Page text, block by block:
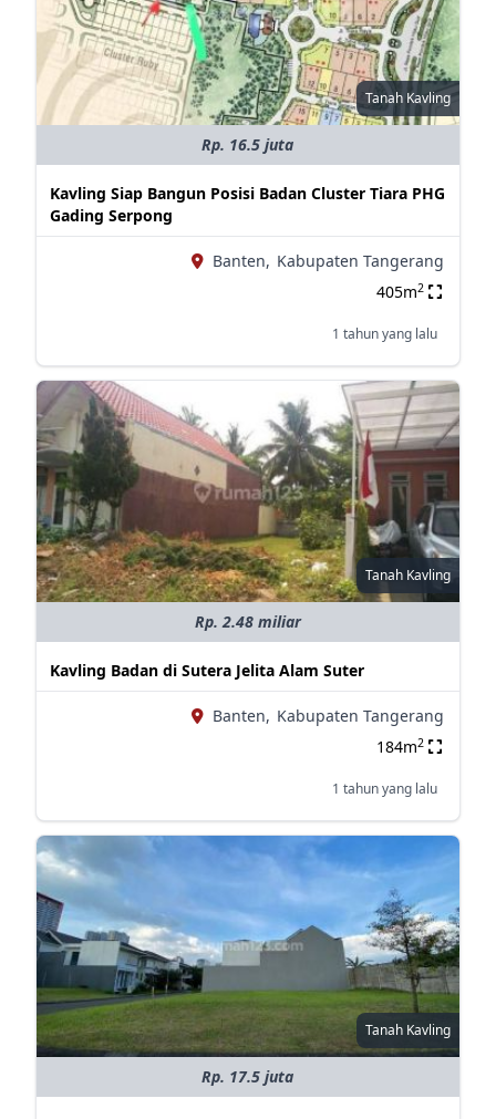
Tanah Kavling
Rp. 16.5 juta
Kavling Siap Bangun Posisi Badan Cluster Tiara PHG
Gading Serpong
Banten, Kabupaten Tangerang
405m2
1 tahun yang lalu
Tanah Kavling
Rp. 2.48 miliar
Kavling Badan di Sutera Jelita Alam Suter
Banten, Kabupaten Tangerang
184m2
1 tahun yang lalu
Tanah Kavling
Rp. 17.5 juta